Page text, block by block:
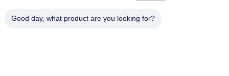
Good day, what product are you looking for?